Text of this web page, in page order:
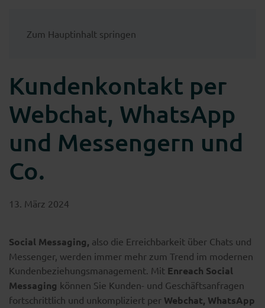
Zum Hauptinhalt springen
Kundenkontakt per
Webchat, WhatsApp
und Messengern und
Co.
13. März 2024
Social Messaging, also die Erreichbarkeit über Chats und
Messenger, werden immer mehr zum Trend im modernen
Kundenbeziehungsmanagement. Mit Enreach Social
Messaging können Sie Kunden- und Geschäftsanfragen
fortschrittlich und unkompliziert per Webchat, WhatsApp